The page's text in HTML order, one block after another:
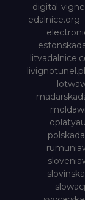
digital-
edalnice.org
livignotunel.pl